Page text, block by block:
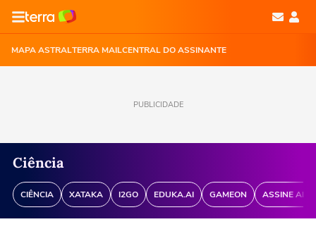
MAPA ASTRALTERRA MAILCENTRAL DO ASSINANTE
PUBLICIDADE
Ciência
CIÊNCIA XATAKA I2GO EDUKA.AI GAMEON ASSINE